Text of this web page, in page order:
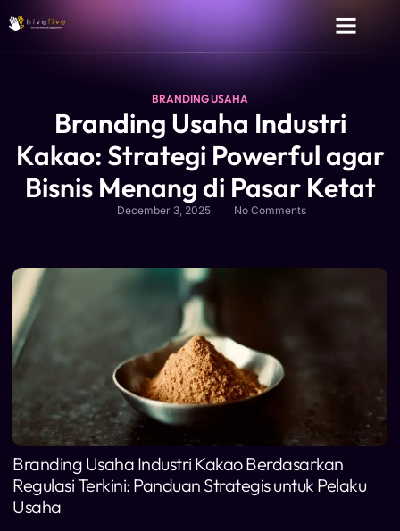
BRANDING USAHA
Branding Usaha Industri
Kakao: Strategi Powerful agar
Bisnis Menang di Pasar Ketat
December 3, 2025 No Comments
Branding Usaha Industri Kakao Berdasarkan
Regulasi Terkini: Panduan Strategis untuk Pelaku
Usaha